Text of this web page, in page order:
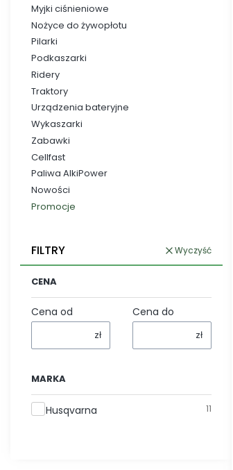
Myjki ciśnieniowe
Nożyce do żywopłotu
Pilarki
Podkaszarki
Ridery
Traktory
Urządzenia bateryjne
Wykaszarki
Zabawki
Cellfast
Paliwa AlkiPower
Nowości
Promocje
FILTRY Wyczyść
CENA
Cena od
zł
Cena do
zł
MARKA
Marka
Husqvarna 11